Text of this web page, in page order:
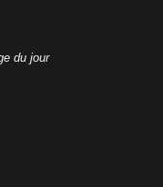
du jour